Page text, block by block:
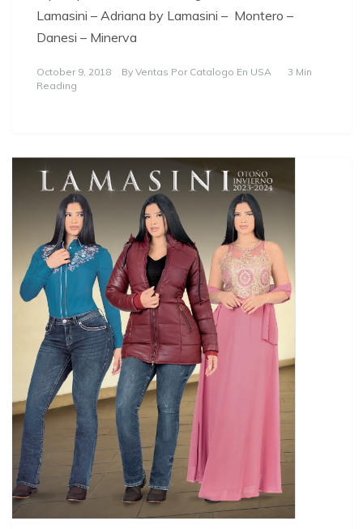
Lamasini – Adriana by Lamasini – Montero –
Danesi – Minerva
October 9, 2018 By Ventas Por Catalogo En USA
3 Min
Reading